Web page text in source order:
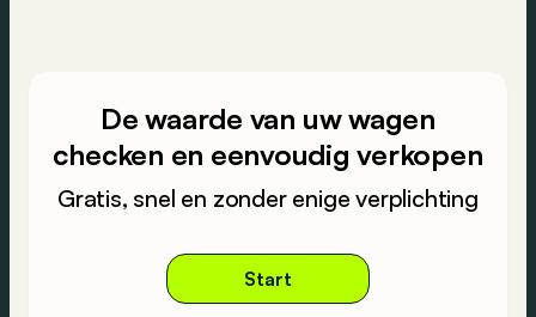
De waarde van uw wagen
checken en eenvoudig verkopen
Gratis, snel en zonder enige verplichting
Start